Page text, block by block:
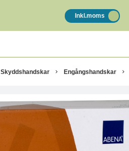
Inkl.moms
Skyddshandskar Engångshandskar